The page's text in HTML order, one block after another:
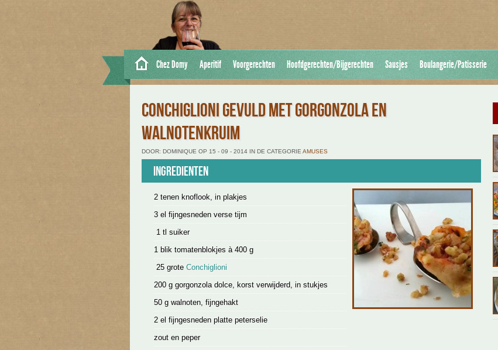
Chez Domy Aperitif Voorgerechten Hoofdgerechten/Bijgerechten Sausjes Boulangerie/Patisserie
CONCHIGLIONI GEVULD MET GORGONZOLA EN
WALNOTENKRUIM
DOOR: DOMINIQUE OP 15 - 09 - 2014 IN DE CATEGORIE AMUSES
Ingredienten
2 tenen knoflook, in plakjes
3 el fijngesneden verse tijm
1 tl suiker
1 blik tomatenblokjes à 400 g
25 grote Conchiglioni
200 g gorgonzola dolce, korst verwijderd, in stukjes
50 g walnoten, fijngehakt
2 el fijngesneden platte peterselie
zout en peper